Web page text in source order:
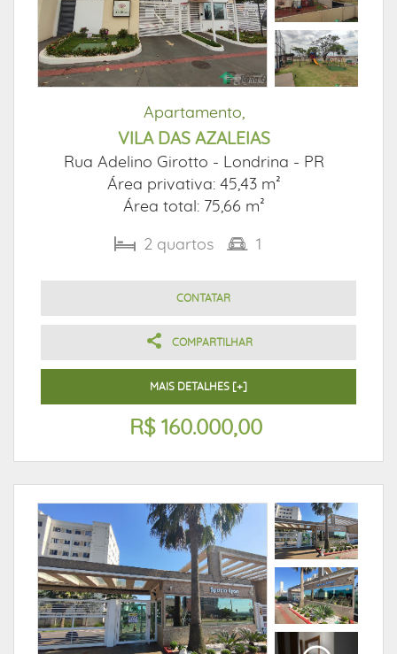
Apartamento,
VILA DAS AZALEIAS
Rua Adelino Girotto - Londrina - PR
Área privativa: 45,43 m²
Área total: 75,66 m²
2 quartos 1
CONTATAR
COMPARTILHAR
MAIS DETALHES [+]
R$ 160.000,00